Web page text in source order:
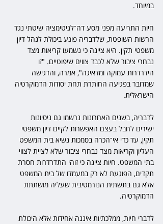
במיוחד.
חיות התריעה מפני מסע דה־לגיטימציה שיטתי נגד
הרשות השופטת, שלדבריה פוגע ביכולת לנהל דיון
משפטי תקין. היא ציינה כי נשמעו קריאות מצד
נבחרי ציבור שלא לכבד צווים שיפוטיים. "זו
הידרדרות עמוקה ומדאיגה", אמרה, והדגישה
שמדובר בפגיעה החותרת תחת יסודות הדמוקרטיה
הישראלית.
לדבריה, בשנים האחרונות נרשמו גם ניסיונות
ישירים לחבל בעצם האפשרות לקיים דיון משפטי
תקין, עד כדי אי־הכרה בסמכות נשיא בית המשפט
העליון וקריאות מצד נבחרי ציבור שלא לציית לצווי
בתי המשפט. חיות ציינה כי זוהי התדרדרות חסרת
תקדים, הפוגעת לא רק במעמדו של בית המשפט
אלא גם בתשתית הנורמטיבית שעליה מושתתת
הדמוקרטיה.
לדברי חיות, ממלכתיות איננה אחידות אלא היכולת